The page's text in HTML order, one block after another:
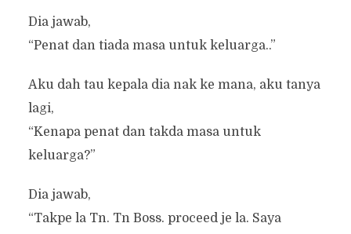
Dia jawab,
“Penat dan tiada masa untuk keluarga..”
Aku dah tau kepala dia nak ke mana, aku tanya
lagi,
“Kenapa penat dan takda masa untuk
keluarga?”
Dia jawab,
“Takpe la Tn. Tn Boss. proceed je la. Saya